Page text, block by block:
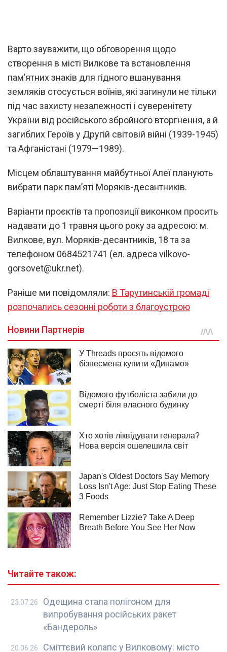
Варто зауважити, що обговорення щодо
створення в місті Вилкове та встановлення
пам’ятних знаків для гідного вшанування
земляків стосується воїнів, які загинули не тільки
під час захисту незалежності і суверенітету
України від російського збройного вторгнення, а й
загиблих Героїв у Другій світовій війні (1939-1945)
та Афганістані (1979—1989).
Місцем облаштування майбутньої Алеї планують
вибрати парк пам’яті Моряків-десантників.
Варіанти проєктів та пропозиції виконком просить
надавати до 1 травня цього року за адресою: м.
Вилкове, вул. Моряків-десантників, 18 та за
телефоном 0684521741 (ел. адреса vilkovo-
gorsovet@ukr.net).
Раніше ми повідомляли: В Тарутинській громаді
розпочались сезонні роботи з благоустрою
Читайте також:
Одещина стала полігоном для
випробування російських ракет
«Бандероль»
23.07.26
Сміттєвий колапс у Вилковому: місто
20.06.26